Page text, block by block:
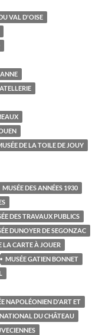
VAL D'OISE
DE LA TOILE DE JOUY
MUSÉE DES ANNÉES 1930
DES TRAVAUX PUBLICS
DUNOYER DE SEGONZAC
LA CARTE À JOUER
MUSÉE GATIEN BONNET
NAPOLÉONIEN D'ART ET
DU CHÂTEAU